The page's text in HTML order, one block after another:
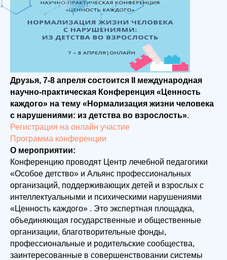
Друзья, 7-8 апреля состоится
II международная
научно-практическая Конференция «Ценность
каждого» на тему «Нормализация жизни человека
с нарушениями: из детства во взрослость».
Регистрация на онлайн участие
Программа конференции
О мероприятии:
Конференцию проводят Центр лечебной педагогики
«Особое детство» и Альянс профессиональных
организаций, поддерживающих детей и взрослых с
интеллектуальными и психическими нарушениями
«Ценность каждого» . Это экспертная площадка,
объединяющая государственные и общественные
организации, благотворительные фонды,
профессиональные и родительские сообщества,
заинтересованные в совершенствовании системы